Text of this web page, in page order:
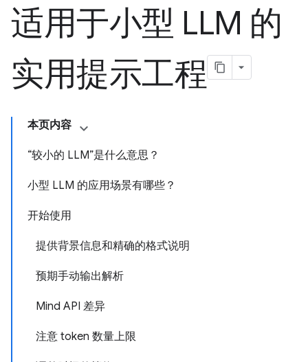
适用于小型 LLM 的
实用提示工程
本页内容
“较小的 LLM”是什么意思？
小型 LLM 的应用场景有哪些？
开始使用
提供背景信息和精确的格式说明
预期手动输出解析
Mind API 差异
注意 token 数量上限